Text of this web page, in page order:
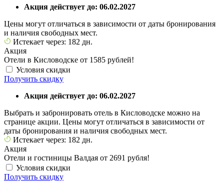
Акция действует до: 06.02.2027
Цены могут отличаться в зависимости от даты бронирования
и наличия свободных мест.
Истекает через: 182 дн.
Акция
Отели в Кисловодске от 1585 рублей!
Условия скидки
Получить скидку
Акция действует до: 06.02.2027
Выбрать и забронировать отель в Кисловодске можно на
странице акции. Цены могут отличаться в зависимости от
даты бронирования и наличия свободных мест.
Истекает через: 182 дн.
Акция
Отели и гостиницы Валдая от 2691 рубля!
Условия скидки
Получить скидку